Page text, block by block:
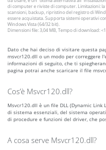
di computer e riviste di computer. Limitazioni:
scansioni, backup, ripristino del registro di
essere acquistata. Supporta sistemi operativi
Windows Vista (64/32 bit).
Dimensioni file: 3,04 MB, Tempo di download:
Dato che hai deciso di visitare questa
msvcr120.dll o un modo per correggere
informazioni di seguito, che ti
pagina potrai anche scaricare il file
Cos’è Msvcr120.dll?
Msvcr120.dll è un file DLL (Dynamic
di sistema essenziali, del sistema
di procedure e funzioni del driver, che
A cosa serve Msvcr120.dll?